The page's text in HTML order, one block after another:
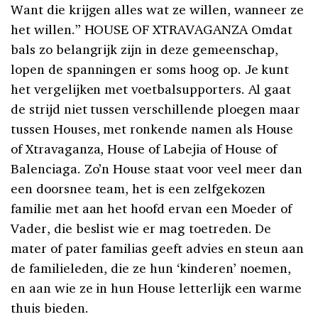
Want die krijgen alles wat ze willen, wanneer ze
het willen.” HOUSE OF XTRAVAGANZA Omdat
bals zo belangrijk zijn in deze gemeenschap,
lopen de spanningen er soms hoog op. Je kunt
het vergelijken met voetbalsupporters. Al gaat
de strijd niet tussen verschillende ploegen maar
tussen Houses, met ronkende namen als House
of Xtravaganza, House of Labejia of House of
Balenciaga. Zo’n House staat voor veel meer dan
een doorsnee team, het is een zelfgekozen
familie met aan het hoofd ervan een Moeder of
Vader, die beslist wie er mag toetreden. De
mater of pater familias geeft advies en steun aan
de familieleden, die ze hun ‘kinderen’ noemen,
en aan wie ze in hun House letterlijk een warme
thuis bieden.